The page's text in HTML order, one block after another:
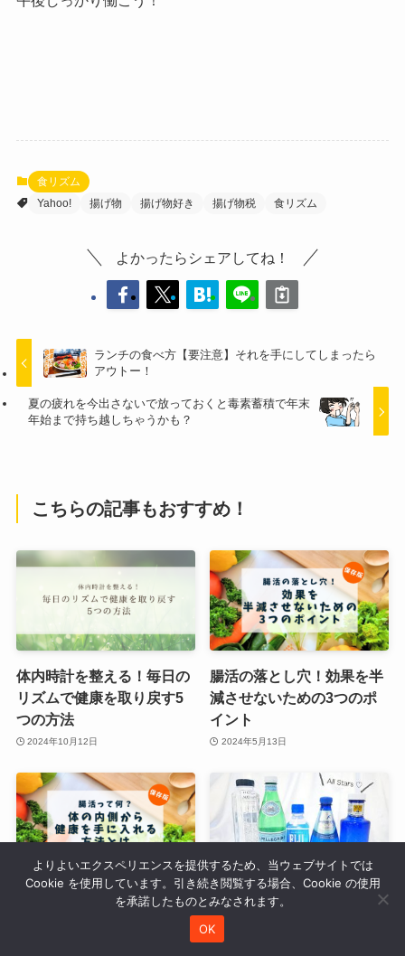
食リズム
Yahoo!
揚げ物 揚げ物好き 揚げ物税 食リズム
よかったらシェアしてね！
ランチの食べ方【要注意】それを手にしてしまったら
アウトー！
夏の疲れを今出さないで放っておくと毒素蓄積で年末
年始まで持ち越しちゃうかも？
こちらの記事もおすすめ！
体内時計を整える！毎日の
リズムで健康を取り戻す5
つの方法
2024年10月12日
腸活の落とし穴！効果を半
減させないための3つのポ
イント
2024年5月13日
腸活って何？体の内側から
ミネラルウォーターの選び
方を変えるだけでミルミル
効果が変わる！
よりよいエクスペリエンスを提供するため、当ウェブサイトでは
Cookie を使用しています。引き続き閲覧する場合、Cookie の使用
を承諾したものとみなされます。
OK